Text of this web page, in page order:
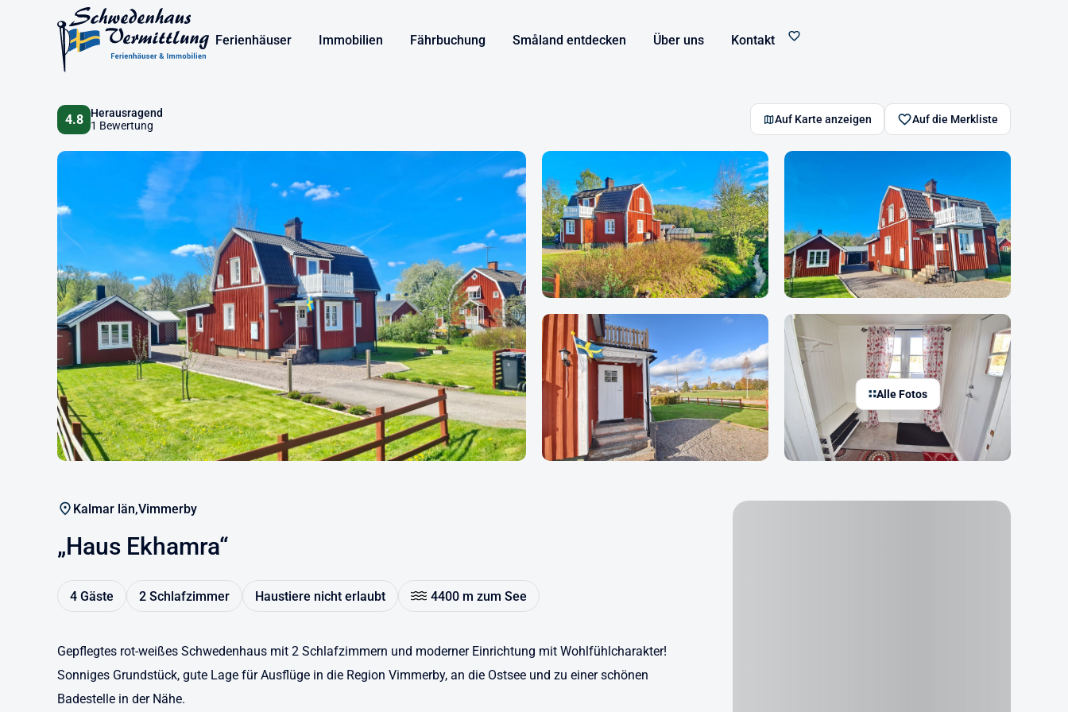
Ferienhäuser Immobilien Fährbuchung Småland entdecken Über uns Kontakt
4.8
Herausragend
1 Bewertung
Auf Karte anzeigen Auf die Merkliste
Alle Fotos
Kalmar län,Vimmerby
„Haus Ekhamra“
4 Gäste 2 Schlafzimmer Haustiere nicht erlaubt 4400 m zum See
Gepflegtes rot-weißes Schwedenhaus mit 2 Schlafzimmern und moderner Einrichtung mit Wohlfühlcharakter!
Sonniges Grundstück, gute Lage für Ausflüge in die Region Vimmerby, an die Ostsee und zu einer schönen
Badestelle in der Nähe.